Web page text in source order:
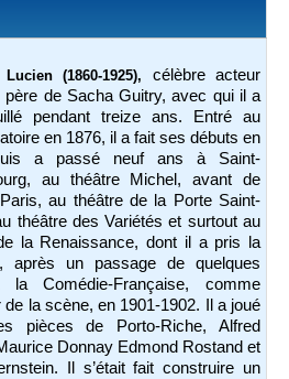
Lucien (1860-1925), célèbre acteur
père de Sacha Guitry, avec qui il a
pendant treize ans. Entré au
en 1876, il a fait ses débuts en
a passé neuf ans à Saint-
au théâtre Michel, avant de
au théâtre de la Porte Saint-
théâtre des Variétés et surtout au
la Renaissance, dont il a pris la
après un passage de quelques
Comédie-Française, comme
de la scène, en 1901-1902. Il a joué
pièces de Porto-Riche, Alfred
Donnay Edmond Rostand et
Il s’était fait construire un